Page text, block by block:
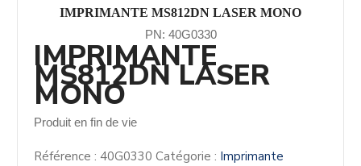
IMPRIMANTE MS812DN LASER MONO
PN: 40G0330
IMPRIMANTE
MS812DN LASER
MONO
Produit en fin de vie
Référence :40G0330 Catégorie : Imprimante